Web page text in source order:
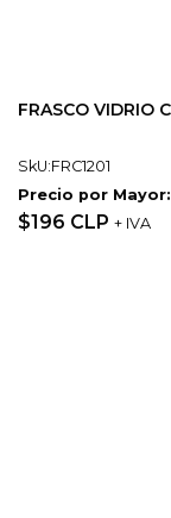
FRASCO VIDRIO
SkU:FRC1201
Precio por Mayor:
$196 CLP + IVA